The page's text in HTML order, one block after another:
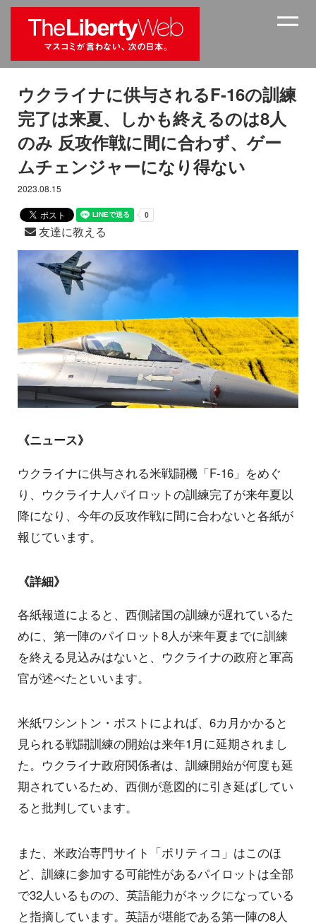
ウクライナに供与されるF-16の訓練
完了は来夏、しかも終えるのは8人
のみ 反攻作戦に間に合わず、ゲー
ムチェンジャーになり得ない
2023.08.15
友達に教える
《ニュース》
ウクライナに供与される米戦闘機「F-16」をめぐ
り、ウクライナ人パイロットの訓練完了が来年夏以
降になり、今年の反攻作戦に間に合わないと各紙が
報じています。
《詳細》
各紙報道によると、西側諸国の訓練が遅れているた
めに、第一陣のパイロット8人が来年夏までに訓練
を終える見込みはないと、ウクライナの政府と軍高
官が述べたといいます。
米紙ワシントン・ポストによれば、6カ月かかると
見られる戦闘訓練の開始は来年1月に延期されまし
た。ウクライナ政府関係者は、訓練開始が何度も延
期されているため、西側が意図的に引き延ばしてい
ると批判しています。
また、米政治専門サイト「ポリティコ」はこのほ
ど、訓練に参加する可能性があるパイロットは全部
で32人いるものの、英語能力がネックになっている
と指摘しています。英語が堪能である第一陣の8人